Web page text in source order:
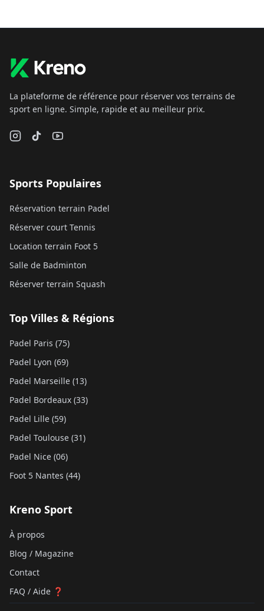
La plateforme de référence pour réserver vos terrains de
sport en ligne. Simple, rapide et au meilleur prix.
Sports Populaires
Réservation terrain Padel
Réserver court Tennis
Location terrain Foot 5
Salle de Badminton
Réserver terrain Squash
Top Villes & Régions
Padel Paris (75)
Padel Lyon (69)
Padel Marseille (13)
Padel Bordeaux (33)
Padel Lille (59)
Padel Toulouse (31)
Padel Nice (06)
Foot 5 Nantes (44)
Kreno Sport
À propos
Blog / Magazine
Contact
FAQ / Aide ❓